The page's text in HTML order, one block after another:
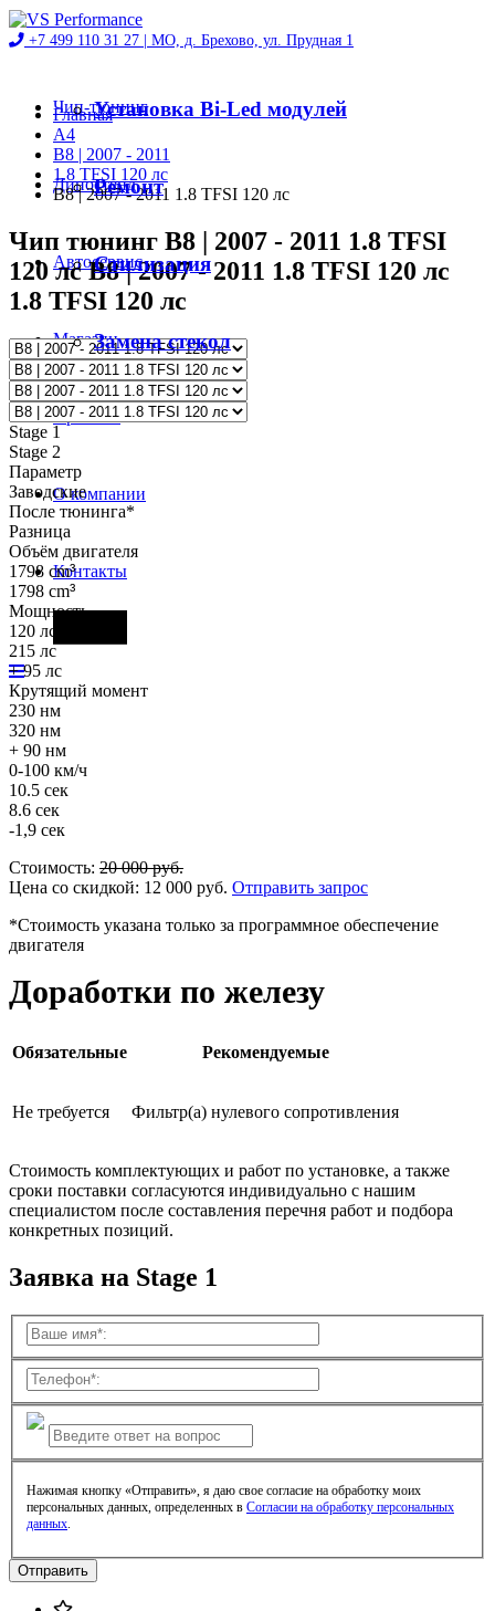
+7 499 110 31 27 | МО, д. Брехово, ул. Прудная 1
Чип-тюнинг
Диностенд
Автосервис
Магазин
Проекты
О компании
Контакты
Установка Bi-Led модулей
Ремонт
Стилизация
Замена стекол
Главная
A4
B8 | 2007 - 2011
1.8 TFSI 120 лс
B8 | 2007 - 2011 1.8 TFSI 120 лс
Чип тюнинг B8 | 2007 - 2011 1.8 TFSI
120 лс B8 | 2007 - 2011 1.8 TFSI 120 лс
1.8 TFSI 120 лс
Stage 1
Stage 2
Параметр
Заводские
После тюнинга*
Разница
Объём двигателя
1798 cm³
1798 cm³
Мощность
120 лс
215 лс
+ 95 лс
Крутящий момент
230 нм
320 нм
+ 90 нм
0-100 км/ч
10.5 сек
8.6 сек
-1,9 сек
Стоимость: 20 000руб.
Цена со скидкой: 12 000 руб. Отправить запрос
*Стоимость указана только за программное обеспечение
двигателя
Доработки по железу
Обязательные Рекомендуемые
Не требуется Фильтр(а) нулевого сопротивления
Стоимость комплектующих и работ по установке, а также
сроки поставки согласуются индивидуально с нашим
специалистом после составления перечня работ и подбора
конкретных позиций.
Заявка на Stage 1
Нажимая кнопку «Отправить», я даю свое согласие на обработку моих
персональных данных, определенных в Согласии на обработку персональных
данных.